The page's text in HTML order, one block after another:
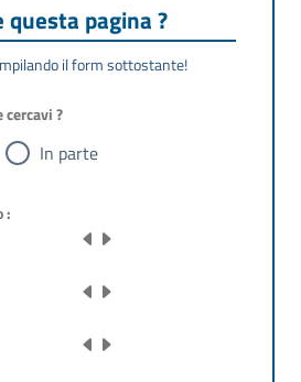
pagina ?
il form sottostante!
?
In parte
: